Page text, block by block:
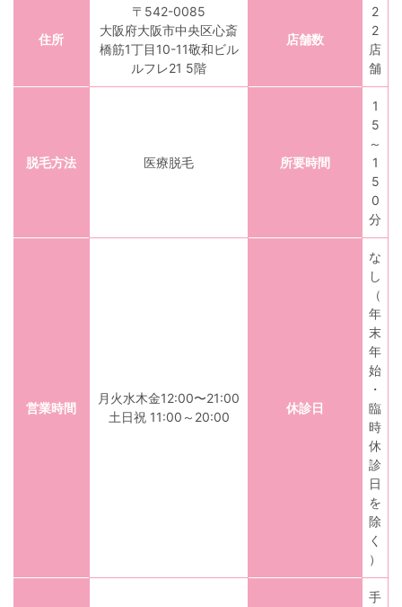
住所
〒542-0085
大阪府大阪市中央区心斎
橋筋1丁目10-11敬和ビル
ルフレ21 5階
店舗数
2
2
店
舗
脱毛方法 医療脱毛 所要時間
1
5
～
1
5
0
分
営業時間
月火水木金12:00〜21:00
土日祝 11:00～20:00
休診日
な
し
（
年
末
年
始
・
臨
時
休
診
日
を
除
く
）
手